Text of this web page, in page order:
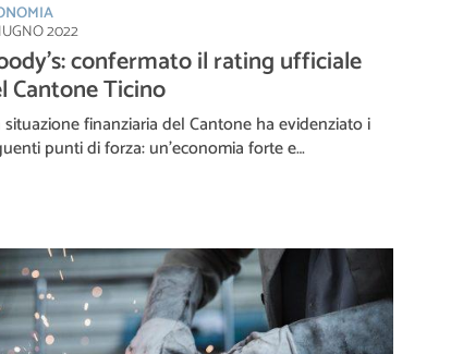
2022
confermato il rating ufficiale
Cantone Ticino
situazione finanziaria del Cantone ha evidenziato i
punti di forza: un’economia forte e…